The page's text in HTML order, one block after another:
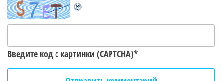
Введите код с картинки (CAPTCHA)*